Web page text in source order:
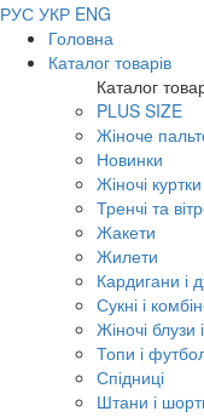
РУС УКР ENG
Головна
Каталог товарів
Каталог
PLUS SIZE
Жіноче
Новинки
Жіночі куртки
Тренчі та
Жакети
Жилети
Кардигани і
Сукні і
Жіночі блузи
Топи і
Спідниці
Штани і